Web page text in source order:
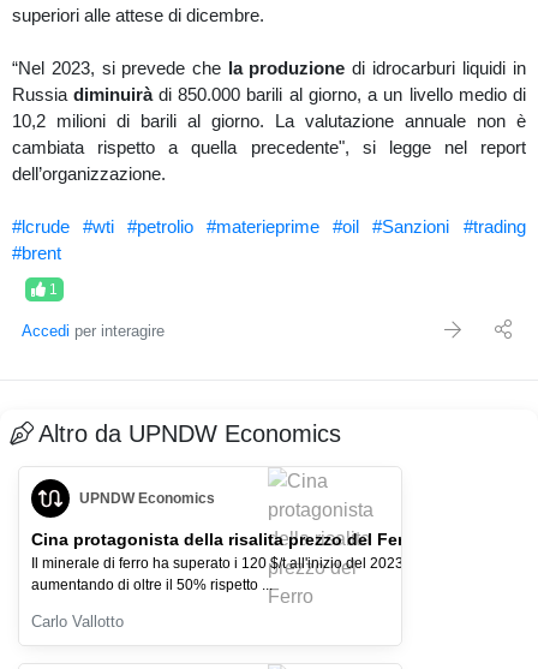
superiori alle attese di dicembre.
“Nel 2023, si prevede che la produzione di idrocarburi liquidi in
Russia diminuirà di 850.000 barili al giorno, a un livello medio di
10,2 milioni di barili al giorno. La valutazione annuale non è
cambiata rispetto a quella precedente", si legge nel report
dell’organizzazione.
#lcrude #wti #petrolio #materieprime #oil #Sanzioni
#trading
#brent
1
Accedi per interagire
Altro da UPNDW Economics
UPNDW Economics
Cina protagonista della risalita prezzo del Ferro
Il minerale di ferro ha superato i 120 $/t all'inizio del 2023,
aumentando di oltre il 50% rispetto ...
Carlo Vallotto